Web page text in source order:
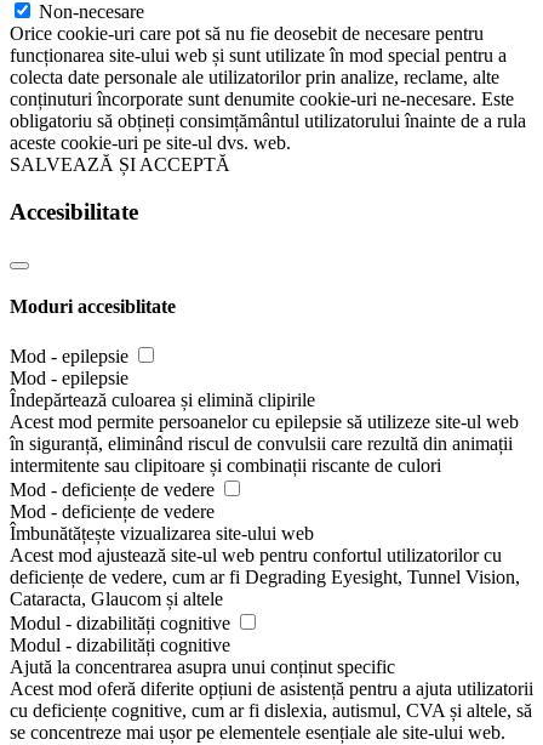
Non-necesare
Orice cookie-uri care pot să nu fie deosebit de necesare pentru
funcționarea site-ului web și sunt utilizate în mod special pentru a
colecta date personale ale utilizatorilor prin analize, reclame, alte
conținuturi încorporate sunt denumite cookie-uri ne-necesare. Este
obligatoriu să obțineți consimțământul utilizatorului înainte de a rula
aceste cookie-uri pe site-ul dvs. web.
SALVEAZĂ ȘI ACCEPTĂ
Accesibilitate
Moduri accesiblitate
Mod - epilepsie
Mod - epilepsie
Îndepărtează culoarea și elimină clipirile
Acest mod permite persoanelor cu epilepsie să utilizeze site-ul web
în siguranță, eliminând riscul de convulsii care rezultă din animații
intermitente sau clipitoare și combinații riscante de culori
Mod - deficiențe de vedere
Mod - deficiențe de vedere
Îmbunătățește vizualizarea site-ului web
Acest mod ajustează site-ul web pentru confortul utilizatorilor cu
deficiențe de vedere, cum ar fi Degrading Eyesight, Tunnel Vision,
Cataracta, Glaucom și altele
Modul - dizabilități cognitive
Modul - dizabilități cognitive
Ajută la concentrarea asupra unui conținut specific
Acest mod oferă diferite opțiuni de asistență pentru a ajuta utilizatorii
cu deficiențe cognitive, cum ar fi dislexia, autismul, CVA și altele, să
se concentreze mai ușor pe elementele esențiale ale site-ului web.